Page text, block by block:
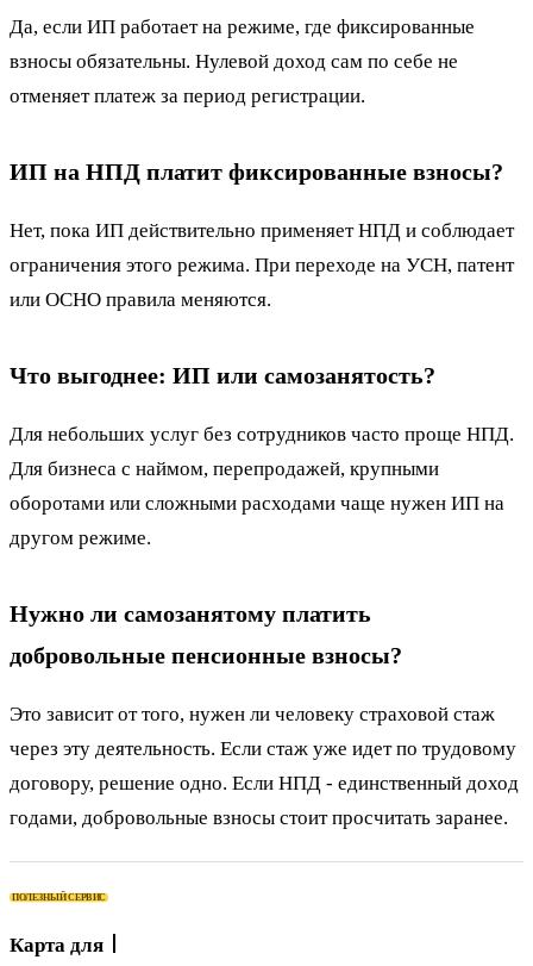
Да, если ИП работает на режиме, где фиксированные
взносы обязательны. Нулевой доход сам по себе не
отменяет платеж за период регистрации.
ИП на НПД платит фиксированные взносы?
Нет, пока ИП действительно применяет НПД и соблюдает
ограничения этого режима. При переходе на УСН, патент
или ОСНО правила меняются.
Что выгоднее: ИП или самозанятость?
Для небольших услуг без сотрудников часто проще НПД.
Для бизнеса с наймом, перепродажей, крупными
оборотами или сложными расходами чаще нужен ИП на
другом режиме.
Нужно ли самозанятому платить
добровольные пенсионные взносы?
Это зависит от того, нужен ли человеку страховой стаж
через эту деятельность. Если стаж уже идет по трудовому
договору, решение одно. Если НПД - единственный доход
годами, добровольные взносы стоит просчитать заранее.
ПОЛЕЗНЫЙ СЕРВИС
Карта для оплаты App St